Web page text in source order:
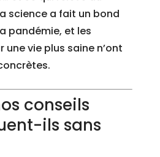
science a fait un bond
pandémie, et les
vie plus saine n’ont
conseils
ils sans